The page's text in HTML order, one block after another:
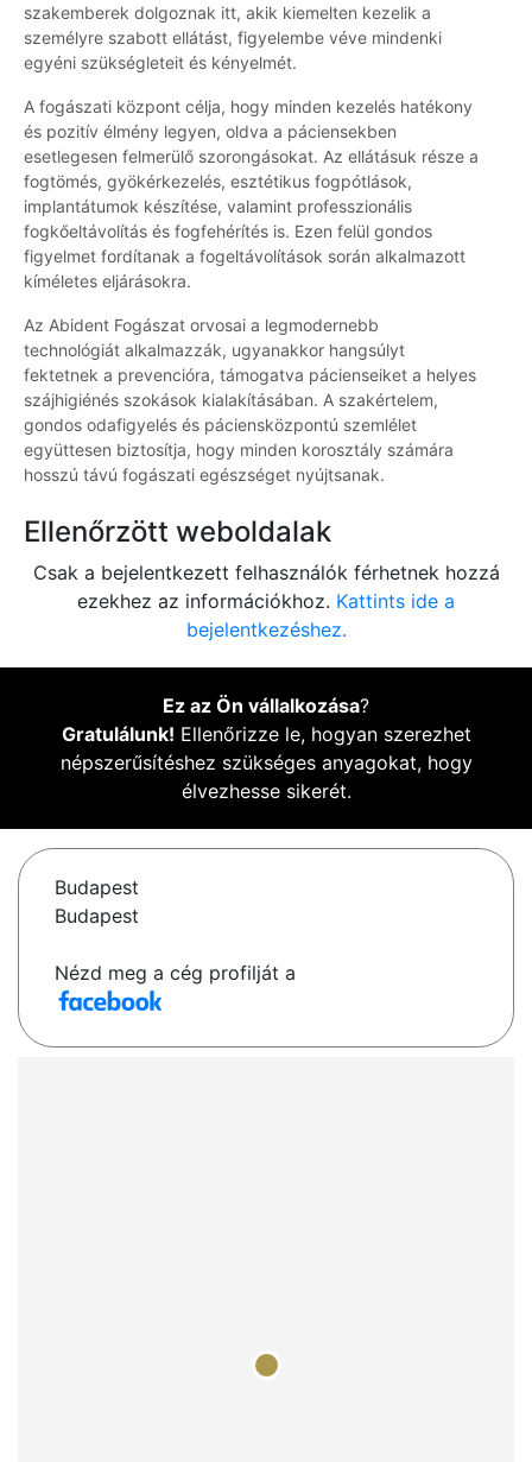
szakemberek dolgoznak itt, akik kiemelten kezelik a
személyre szabott ellátást, figyelembe véve mindenki
egyéni szükségleteit és kényelmét.
A fogászati központ célja, hogy minden kezelés hatékony
és pozitív élmény legyen, oldva a páciensekben
esetlegesen felmerülő szorongásokat. Az ellátásuk része a
fogtömés, gyökérkezelés, esztétikus fogpótlások,
implantátumok készítése, valamint professzionális
fogkőeltávolítás és fogfehérítés is. Ezen felül gondos
figyelmet fordítanak a fogeltávolítások során alkalmazott
kíméletes eljárásokra.
Az Abident Fogászat orvosai a legmodernebb
technológiát alkalmazzák, ugyanakkor hangsúlyt
fektetnek a prevencióra, támogatva pácienseiket a helyes
szájhigiénés szokások kialakításában. A szakértelem,
gondos odafigyelés és páciensközpontú szemlélet
együttesen biztosítja, hogy minden korosztály számára
hosszú távú fogászati egészséget nyújtsanak.
Ellenőrzött weboldalak
Csak a bejelentkezett felhasználók férhetnek hozzá
ezekhez az információkhoz. Kattints ide a
bejelentkezéshez.
Ez az Ön vállalkozása?
Gratulálunk! Ellenőrizze le, hogyan szerezhet
népszerűsítéshez szükséges anyagokat, hogy
élvezhesse sikerét.
Budapest
Budapest
Nézd meg a cég profilját a